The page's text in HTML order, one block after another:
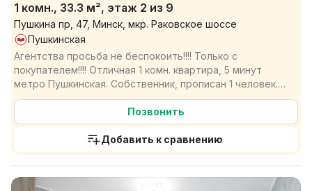
1 комн., 33.3 м², этаж 2 из 9
Пушкина пр, 47, Минск, мкр. Раковское шоссе
Пушкинская
Агентства просьба не беспокоить!!!! Только с
покупателем!!!! Отличная 1 комн. квартира, 5 минут
метро Пушкинская. Собственник, прописан 1 человек. В
д...
Позвонить
Добавить к сравнению